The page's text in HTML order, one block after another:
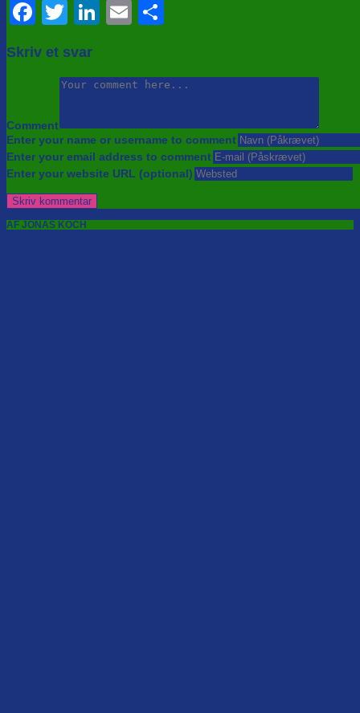
Facebook
Twitter
LinkedIn
Email
Skriv et svar
Comment
Enter your name or username to comment
Enter your email address to comment
Enter your website URL (optional)
AF JONAS KOCH